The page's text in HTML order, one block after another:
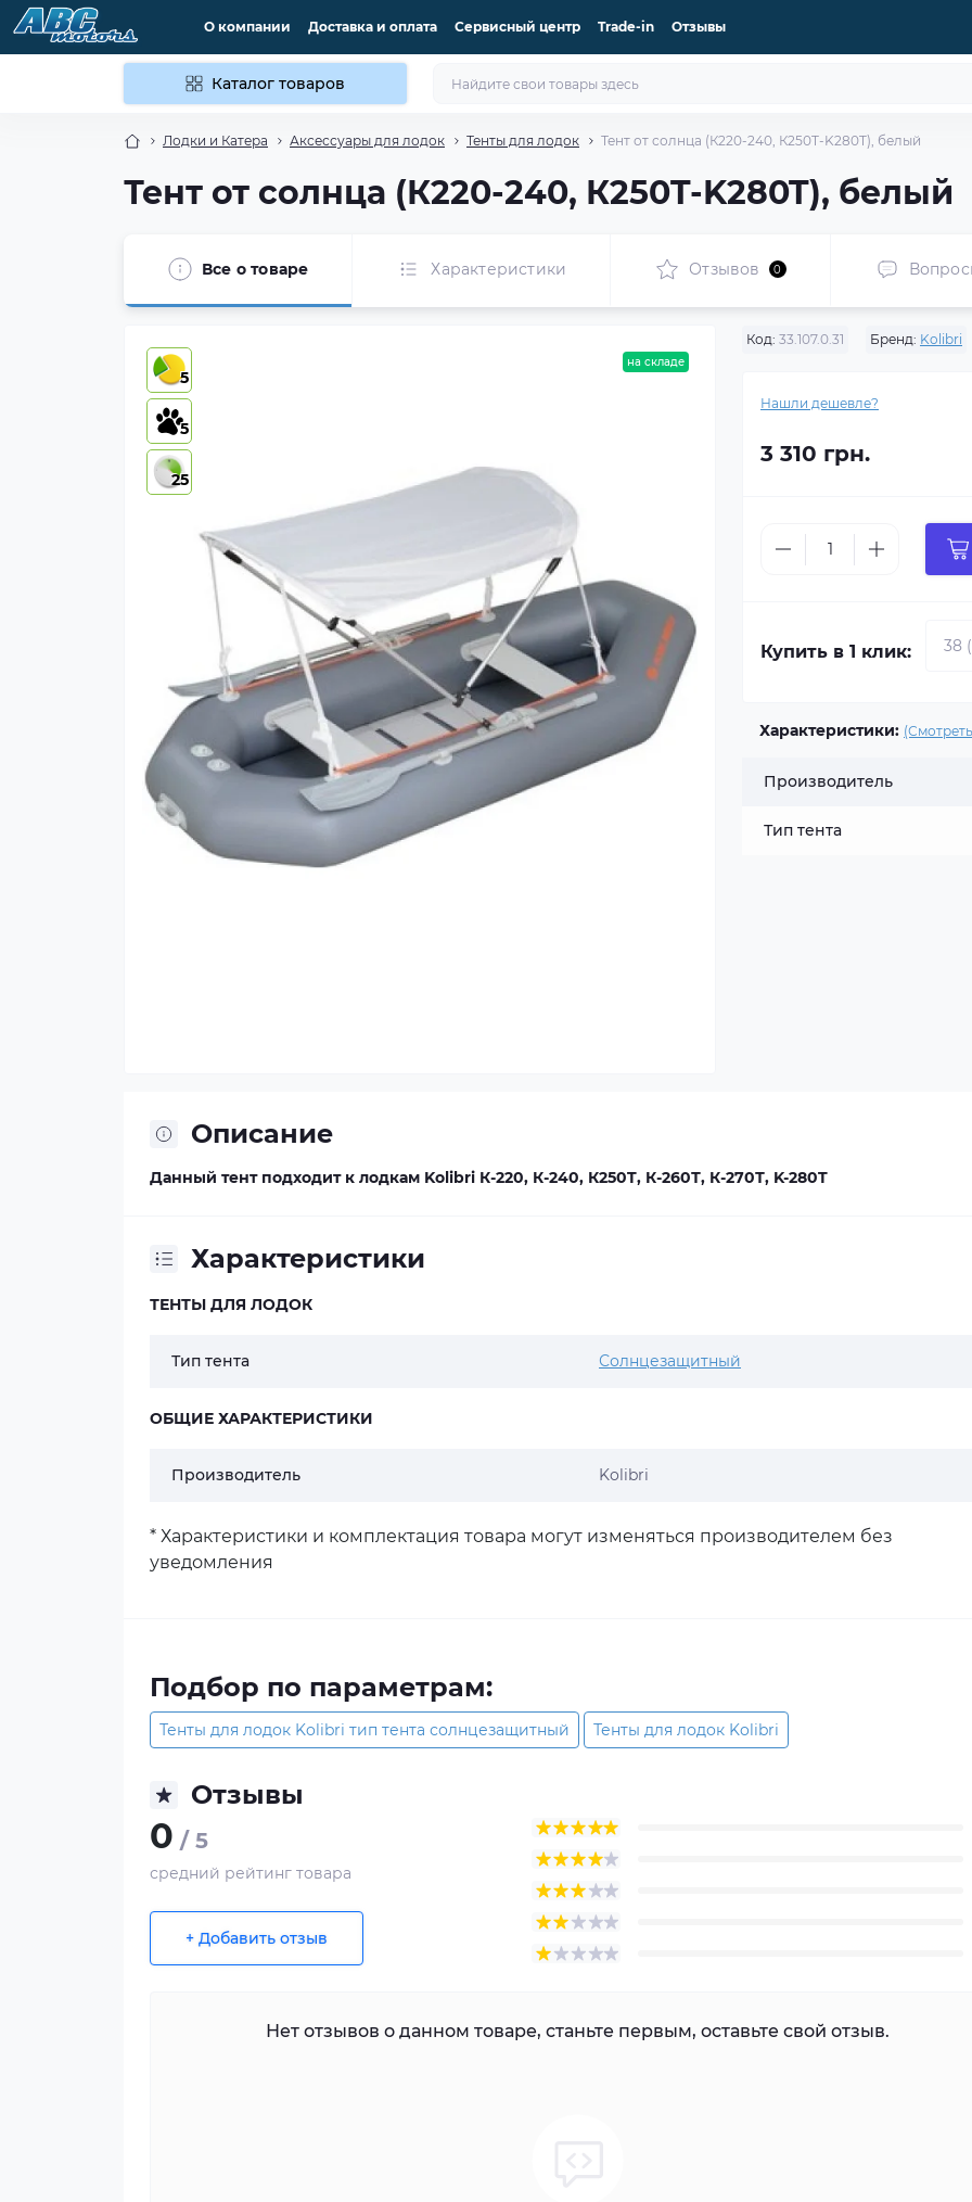
О компании Доставка и оплата Сервисный центр Trade-in Отзывы
Каталог товаров
Лодки и Катера Аксессуары для лодок Тенты для лодок Тент от солнца (К220-240, К250T-K280T), белый
Тент от солнца (К220-240, К250T-K280T), белый
Все о товаре Характеристики Отзывов 0
5
5
25
на складе
Код: 33.107.0.31 Бренд: Kolibri
Нашли дешевле?
3 310 грн.
Купить в 1 клик:
Характеристики:
Производитель
Тип тента
Описание
Данный тент подходит к лодкам Kolibri К-220, К-240, К250T, К-260Т, К-270Т, K-280T
Характеристики
ТЕНТЫ ДЛЯ ЛОДОК
Тип тента Солнцезащитный
ОБЩИЕ ХАРАКТЕРИСТИКИ
Производитель Kolibri
* Характеристики и комплектация товара могут изменяться производителем без
уведомления
Подбор по параметрам:
Тенты для лодок Kolibri тип тента солнцезащитный Тенты для лодок Kolibri
Отзывы
0 / 5
средний рейтинг товара
+ Добавить отзыв
Нет отзывов о данном товаре, станьте первым, оставьте свой отзыв.